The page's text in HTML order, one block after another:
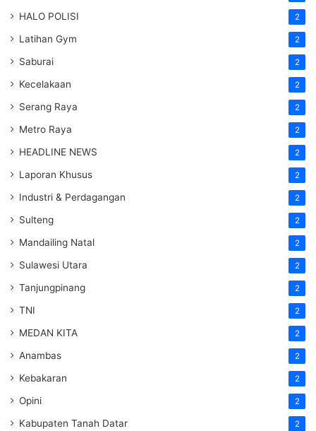
HALO POLISI 2
Latihan Gym 2
Saburai 2
Kecelakaan 2
Serang Raya 2
Metro Raya 2
HEADLINE NEWS 2
Laporan Khusus 2
Industri & Perdagangan 2
Sulteng 2
Mandailing Natal 2
Sulawesi Utara 2
Tanjungpinang 2
TNI 2
MEDAN KITA 2
Anambas 2
Kebakaran 2
Opini 2
Kabupaten Tanah Datar 2